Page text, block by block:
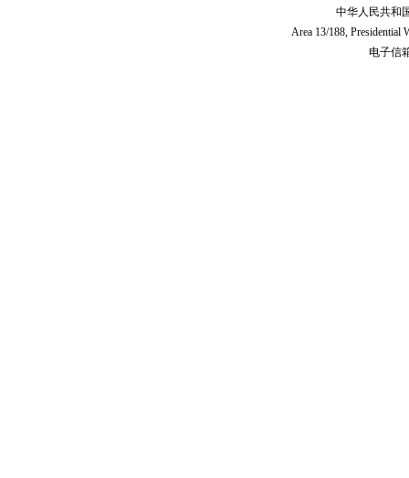
中华人民共和
Area 13/188, Presidential
电子信